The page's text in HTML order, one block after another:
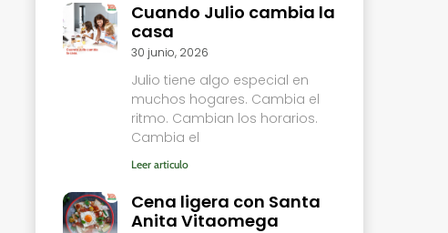
Cuando Julio cambia la
casa
30 junio, 2026
Julio tiene algo especial en
muchos hogares. Cambia el
ritmo. Cambian los horarios.
Cambia el
Leer articulo
Cena ligera con Santa
Anita Vitaomega